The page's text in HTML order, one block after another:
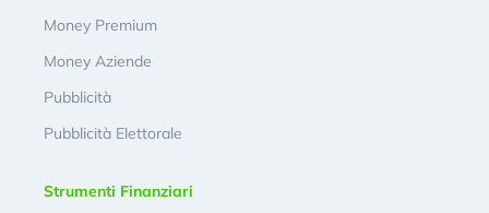
Money Premium
Money Aziende
Pubblicità
Pubblicità Elettorale
Strumenti Finanziari